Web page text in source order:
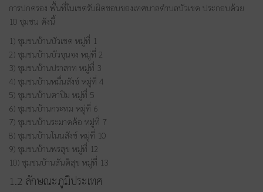
การปกครอง พื้นที่ในเขตรับผิดชอบของเทศบาลตำบลบัวเชด ประกอบด้วย
10 ชุมชน ดังนี้
1) ชุมชนบ้านบัวเชด หมู่ที่ 1
2) ชุมชนบ้านบัวขุนจง หมู่ที่ 2
3) ชุมชนบ้านปราสาท หมู่ที่ 3
4) ชุมชนบ้านหมื่นสังข์ หมู่ที่ 4
5) ชุมชนบ้านตาปิม หมู่ที่ 5
6) ชุมชนบ้านกระทม หมู่ที่ 6
7) ชุมชนบ้านระมาดค้อ หมู่ที่ 7
8) ชุมชนบ้านโนนสังข์ หมู่ที่ 10
9) ชุมชนบ้านพรสุข หมู่ที่ 12
10) ชุมชนบ้านสันติสุข หมู่ที่ 13
1.2 ลักษณะภูมิประเทศ